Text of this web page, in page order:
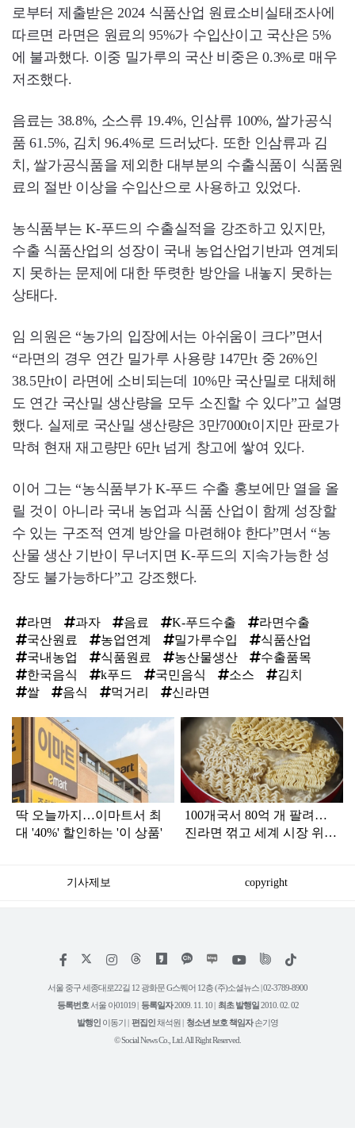
로부터 제출받은 2024 식품산업 원료소비실태조사에
따르면 라면은 원료의 95%가 수입산이고 국산은 5%
에 불과했다. 이중 밀가루의 국산 비중은 0.3%로 매우
저조했다.
음료는 38.8%, 소스류 19.4%, 인삼류 100%, 쌀가공식
품 61.5%, 김치 96.4%로 드러났다. 또한 인삼류과 김
치, 쌀가공식품을 제외한 대부분의 수출식품이 식품원
료의 절반 이상을 수입산으로 사용하고 있었다.
농식품부는 K-푸드의 수출실적을 강조하고 있지만,
수출 식품산업의 성장이 국내 농업산업기반과 연계되
지 못하는 문제에 대한 뚜렷한 방안을 내놓지 못하는
상태다.
임 의원은 “농가의 입장에서는 아쉬움이 크다”면서
“라면의 경우 연간 밀가루 사용량 147만t 중 26%인
38.5만t이 라면에 소비되는데 10%만 국산밀로 대체해
도 연간 국산밀 생산량을 모두 소진할 수 있다”고 설명
했다. 실제로 국산밀 생산량은 3만7000t이지만 판로가
막혀 현재 재고량만 6만t 넘게 창고에 쌓여 있다.
이어 그는 “농식품부가 K-푸드 수출 홍보에만 열을 올
릴 것이 아니라 국내 농업과 식품 산업이 함께 성장할
수 있는 구조적 연계 방안을 마련해야 한다”면서 “농
산물 생산 기반이 무너지면 K-푸드의 지속가능한 성
장도 불가능하다”고 강조했다.
라면 과자 음료 K-푸드수출
라면수출
국산원료
농업연계 밀가루수입
식품산업
국내농업
식품원료 농산물생산
수출품목
한국음식
k푸드 국민음식 소스
김치
쌀
음식 먹거리 신라면
탑
라
인
딱 오늘까지…이마트서 최
대 '40%' 할인하는 '이 상품'
100개국서 80억 개 팔려…
진라면 꺾고 세계 시장 위협
기사제보 copyright
페
스
인
타
램
위
트
유
튜
틱
서울 중구 세종대로22길 12 광화문 G스퀘어 12층 (주)소셜뉴스 | 02-3789-8900
등록번호서울 아01019 | 등록일자2009. 11. 10 | 최초 발행일 2010. 02. 02
발행인 이동기 | 편집인채석원 | 청소년 보호 책임자손기영
© Social News Co., Ltd. All Right Reserved.